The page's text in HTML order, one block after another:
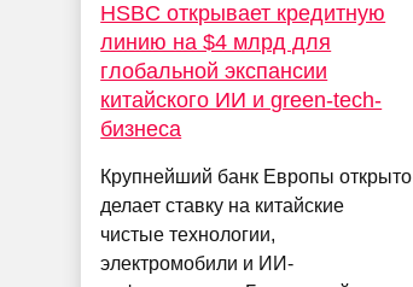
HSBC открывает кредитную
линию на $4 млрд для
глобальной экспансии
китайского ИИ и green-tech-
бизнеса
Крупнейший банк Европы открыто
делает ставку на китайские
чистые технологии,
электромобили и ИИ-